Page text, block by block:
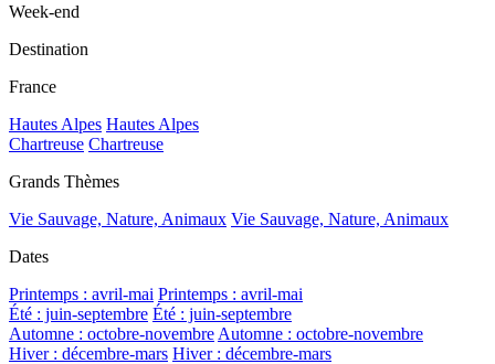
Week-end
Destination
France
Hautes Alpes Hautes Alpes
Chartreuse Chartreuse
Grands Thèmes
Vie Sauvage, Nature, Animaux Vie Sauvage, Nature, Animaux
Dates
Printemps : avril-mai Printemps : avril-mai
Été : juin-septembre Été : juin-septembre
Automne : octobre-novembre Automne : octobre-novembre
Hiver : décembre-mars Hiver : décembre-mars